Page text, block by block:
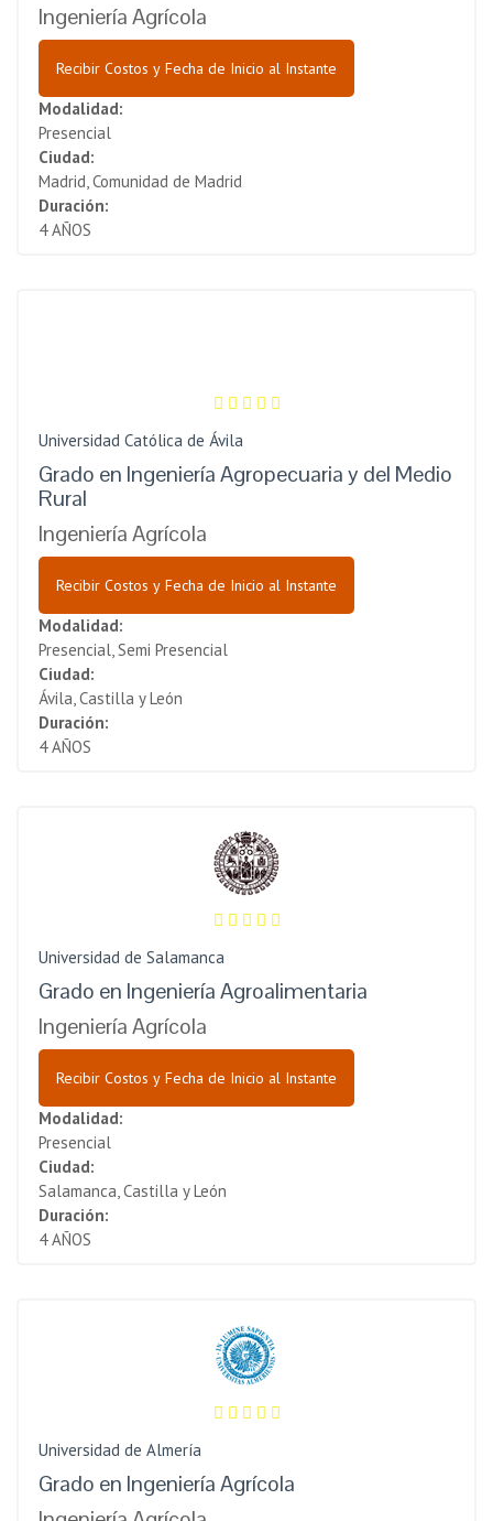
Ingeniería Agrícola
Recibir Costos y Fecha de Inicio al Instante
Modalidad:
Presencial
Ciudad:
Madrid, Comunidad de Madrid
Duración:
4 AÑOS
Universidad Católica de Ávila
Grado en Ingeniería Agropecuaria y del Medio
Rural
Ingeniería Agrícola
Recibir Costos y Fecha de Inicio al Instante
Modalidad:
Presencial, Semi Presencial
Ciudad:
Ávila, Castilla y León
Duración:
4 AÑOS
Universidad de Salamanca
Grado en Ingeniería Agroalimentaria
Ingeniería Agrícola
Recibir Costos y Fecha de Inicio al Instante
Modalidad:
Presencial
Ciudad:
Salamanca, Castilla y León
Duración:
4 AÑOS
Universidad de Almería
Grado en Ingeniería Agrícola